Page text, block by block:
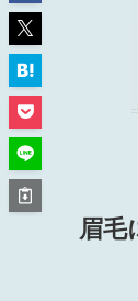
眉毛